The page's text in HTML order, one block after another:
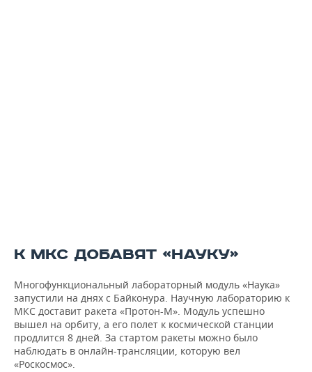
К МКС ДОБАВЯТ «НАУКУ»
Многофункциональный лабораторный модуль «Наука»
запустили на днях с Байконура. Научную лабораторию к
МКС доставит ракета «Протон-М». Модуль успешно
вышел на орбиту, а его полет к космической станции
продлится 8 дней. За стартом ракеты можно было
наблюдать в онлайн-трансляции, которую вел
«Роскосмос».